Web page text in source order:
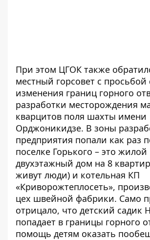
При этом ЦГОК также
местный горсовет с просьбой
изменения границ горного
разработки месторождения
кварцитов поля шахты имени
Орджоникидзе. В зоны
предприятия попали как раз
поселке Горького – это жилой
двухэтажный дом на 8
живут люди) и котельная КП
«Криворожтеплосеть»,
цех швейной фабрики. Само
отрицало, что детский садик
попадает в границы горного
помощь детям оказать